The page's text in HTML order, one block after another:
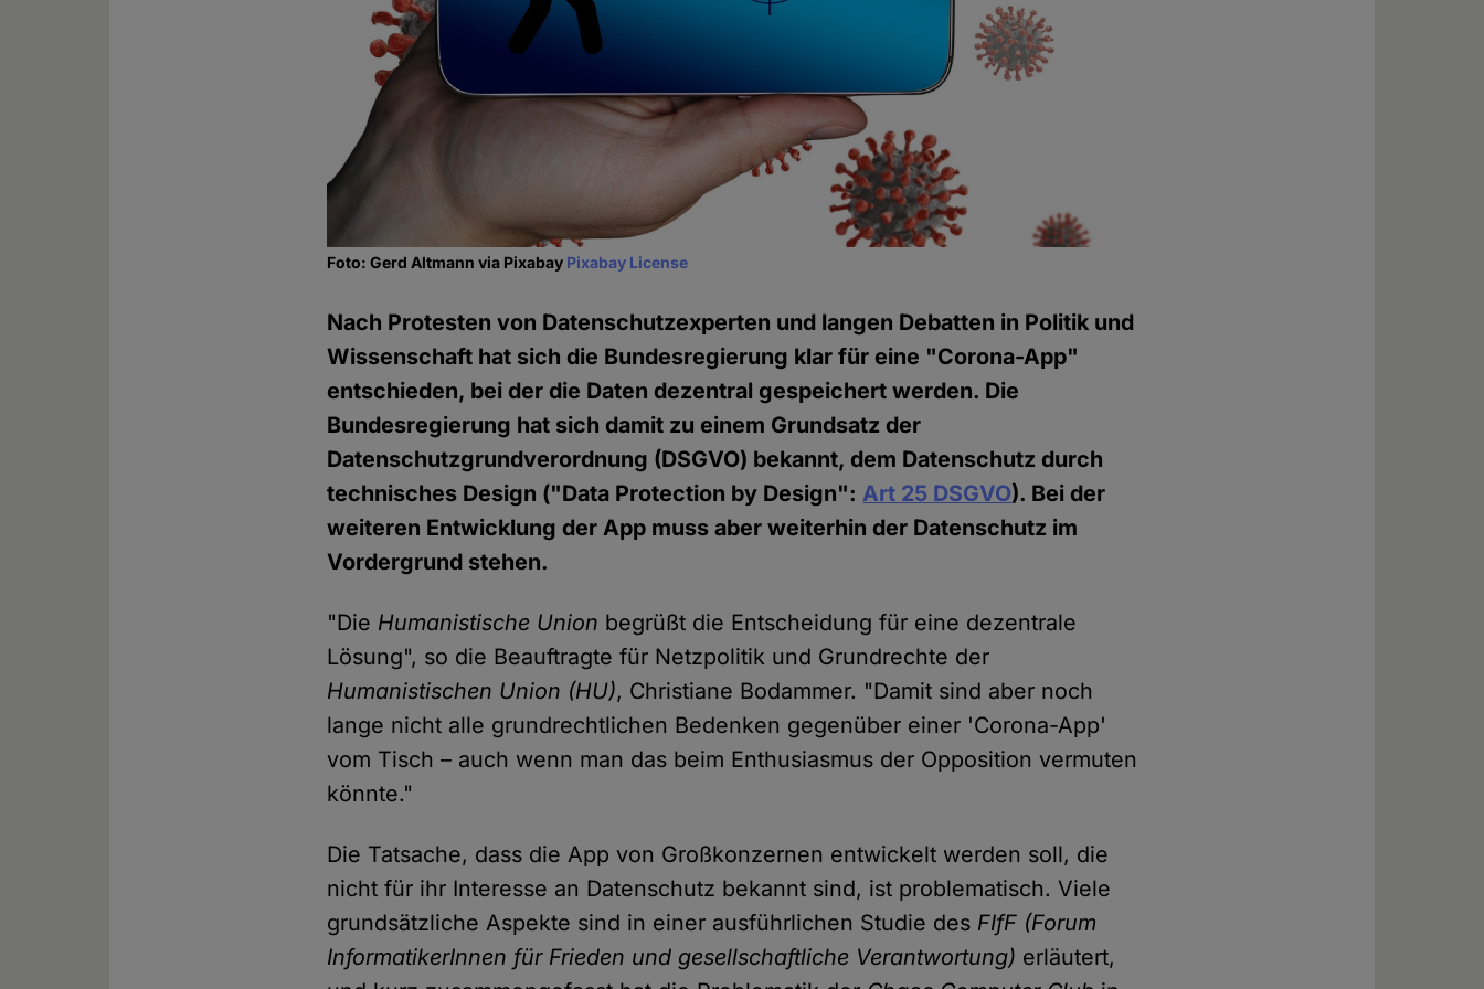
Foto: Gerd Altmann via Pixabay Pixabay License
Nach Protesten von Datenschutzexperten und langen Debatten in Politik und
Wissenschaft hat sich die Bundesregierung klar für eine "Corona-App"
entschieden, bei der die Daten dezentral gespeichert werden. Die
Bundesregierung hat sich damit zu einem Grundsatz der
Datenschutzgrundverordnung (DSGVO) bekannt, dem Datenschutz durch
technisches Design ("Data Protection by Design":Art 25 DSGVO). Bei der
weiteren Entwicklung der App muss aber weiterhin der Datenschutz im
Vordergrund stehen.
"Die Humanistische Union begrüßt die Entscheidung für eine dezentrale
Lösung", so die Beauftragte für Netzpolitik und Grundrechte der
Humanistischen Union (HU), Christiane Bodammer. "Damit sind aber noch
lange nicht alle grundrechtlichen Bedenken gegenüber einer 'Corona-App'
vom Tisch – auch wenn man das beim Enthusiasmus der Opposition vermuten
könnte."
Die Tatsache, dass die App von Großkonzernen entwickelt werden soll, die
nicht für ihr Interesse an Datenschutz bekannt sind, ist problematisch. Viele
grundsätzliche Aspekte sind in einer ausführlichen Studie des FIfF (Forum
InformatikerInnen für Frieden und gesellschaftliche Verantwortung) erläutert,